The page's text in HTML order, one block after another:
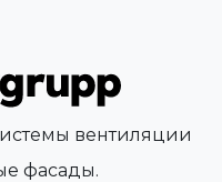
вентиляции
фасады.